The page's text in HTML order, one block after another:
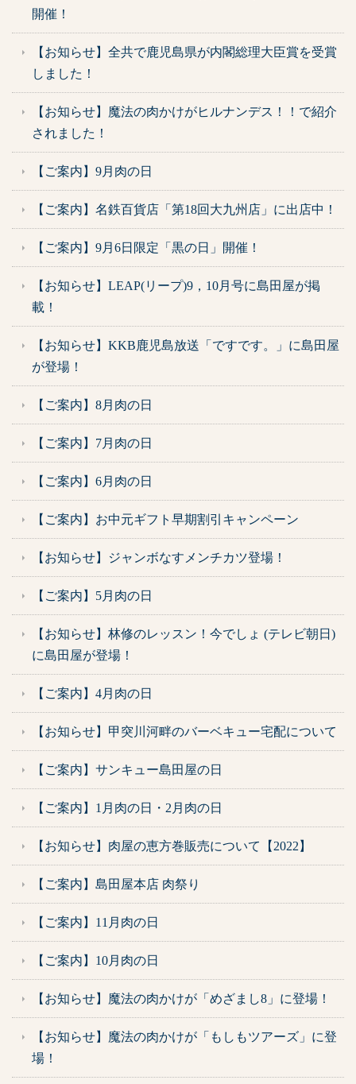
開催！
【お知らせ】全共で鹿児島県が内閣総理大臣賞を受賞
しました！
【お知らせ】魔法の肉かけがヒルナンデス！！で紹介
されました！
【ご案内】9月肉の日
【ご案内】名鉄百貨店「第18回大九州店」に出店中！
【ご案内】9月6日限定「黒の日」開催！
【お知らせ】LEAP(リープ)9，10月号に島田屋が掲
載！
【お知らせ】KKB鹿児島放送「ですです。」に島田屋
が登場！
【ご案内】8月肉の日
【ご案内】7月肉の日
【ご案内】6月肉の日
【ご案内】お中元ギフト早期割引キャンペーン
【お知らせ】ジャンボなすメンチカツ登場！
【ご案内】5月肉の日
【お知らせ】林修のレッスン！今でしょ (テレビ朝日)
に島田屋が登場！
【ご案内】4月肉の日
【お知らせ】甲突川河畔のバーベキュー宅配について
【ご案内】サンキュー島田屋の日
【ご案内】1月肉の日・2月肉の日
【お知らせ】肉屋の恵方巻販売について【2022】
【ご案内】島田屋本店 肉祭り
【ご案内】11月肉の日
【ご案内】10月肉の日
【お知らせ】魔法の肉かけが「めざまし8」に登場！
【お知らせ】魔法の肉かけが「もしもツアーズ」に登
場！